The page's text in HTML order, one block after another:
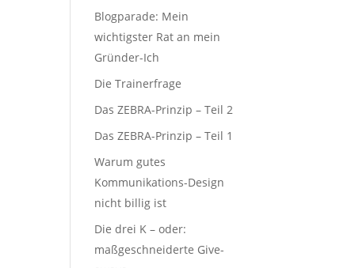
Blogparade: Mein
wichtigster Rat an mein
Gründer-Ich
Die Trainerfrage
Das ZEBRA-Prinzip – Teil 2
Das ZEBRA-Prinzip – Teil 1
Warum gutes
Kommunikations-Design
nicht billig ist
Die drei K – oder:
maßgeschneiderte Give-